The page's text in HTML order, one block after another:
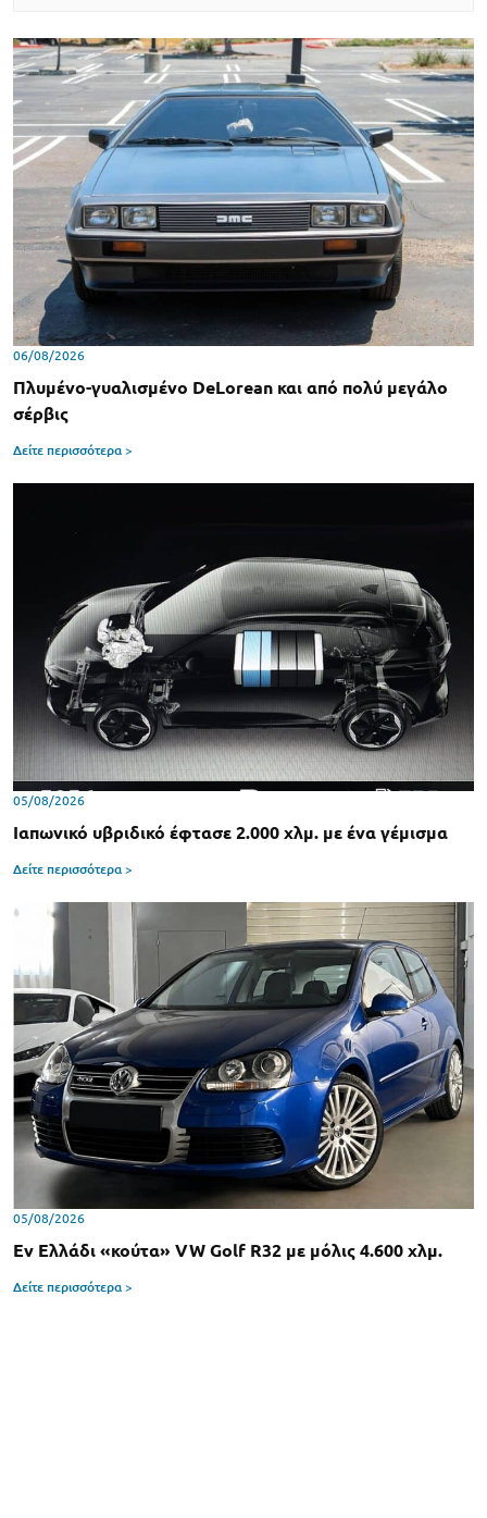
06/08/2026
Πλυμένο-γυαλισμένο DeLorean και από πολύ μεγάλο
σέρβις
Δείτε περισσότερα >
05/08/2026
Ιαπωνικό υβριδικό έφτασε 2.000 χλμ. με ένα γέμισμα
Δείτε περισσότερα >
05/08/2026
Εν Ελλάδι «κούτα» VW Golf R32 με μόλις 4.600 χλμ.
Δείτε περισσότερα >